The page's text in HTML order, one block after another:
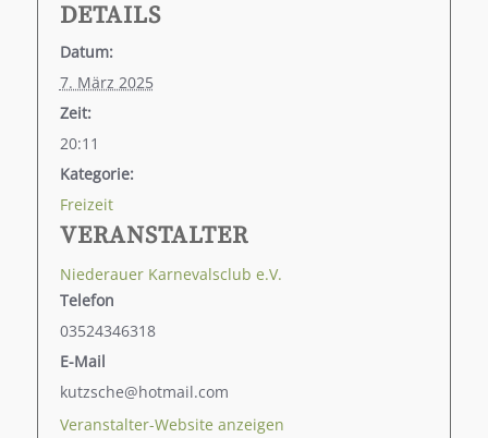
DETAILS
Datum:
7. März 2025
Zeit:
20:11
Kategorie:
Freizeit
VERANSTALTER
Niederauer Karnevalsclub e.V.
Telefon
03524346318
E-Mail
kutzsche@hotmail.com
Veranstalter-Website anzeigen